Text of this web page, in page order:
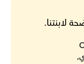
لابنتنا.